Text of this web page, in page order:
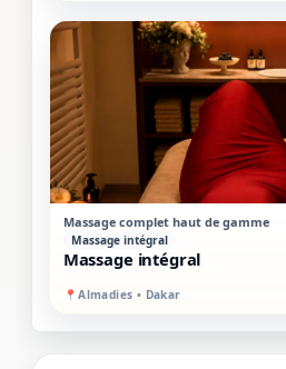
STANDARD MIXTE
Massage intégral
Massage complet haut de gamme
Massage intégral
📍Almadies • Dakar